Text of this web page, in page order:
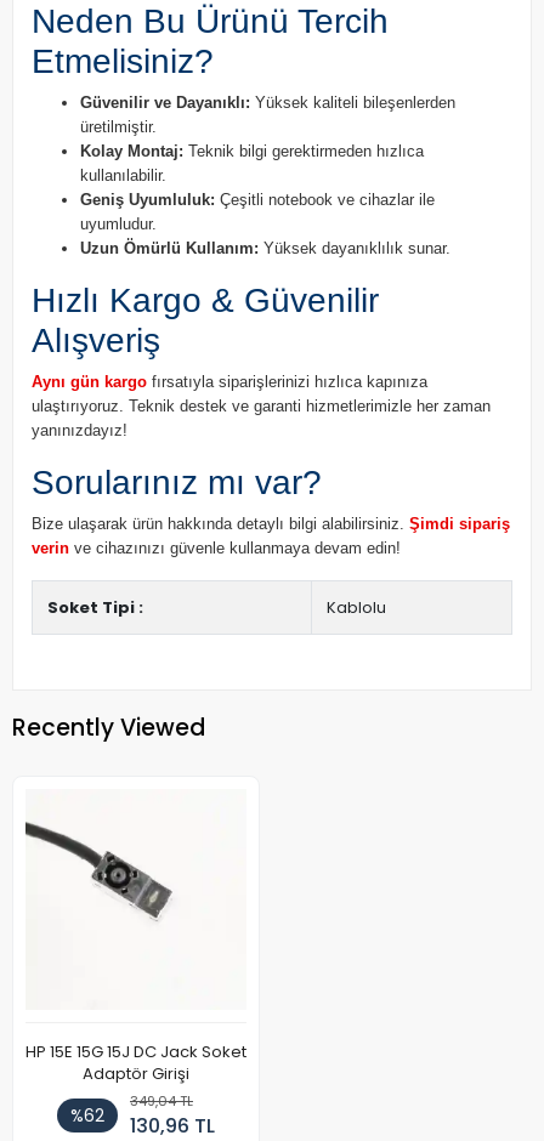
Neden Bu Ürünü Tercih
Etmelisiniz?
Güvenilir ve Dayanıklı: Yüksek kaliteli bileşenlerden
üretilmiştir.
Kolay Montaj: Teknik bilgi gerektirmeden hızlıca
kullanılabilir.
Geniş Uyumluluk: Çeşitli notebook ve cihazlar ile
uyumludur.
Uzun Ömürlü Kullanım: Yüksek dayanıklılık sunar.
Hızlı Kargo & Güvenilir
Alışveriş
Aynı gün kargo fırsatıyla siparişlerinizi hızlıca kapınıza
ulaştırıyoruz. Teknik destek ve garanti hizmetlerimizle her zaman
yanınızdayız!
Sorularınız mı var?
Bize ulaşarak ürün hakkında detaylı bilgi alabilirsiniz. Şimdi sipariş
verin ve cihazınızı güvenle kullanmaya devam edin!
Soket Tipi : Kablolu
Recently Viewed
HP 15E 15G 15J DC Jack Soket
Adaptör Girişi
%62
349,04 TL
130,96 TL